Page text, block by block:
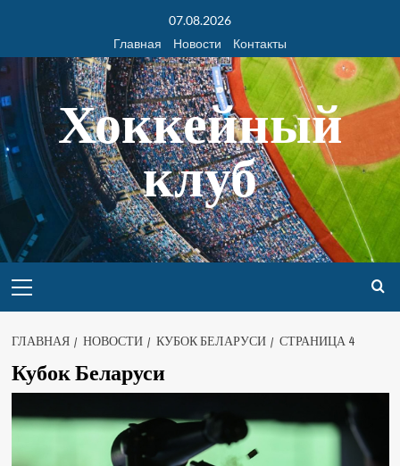
07.08.2026
Главная
Новости Контакты
Хоккейный
клуб
ГЛАВНАЯ НОВОСТИ КУБОК БЕЛАРУСИ СТРАНИЦА 4
Кубок Беларуси